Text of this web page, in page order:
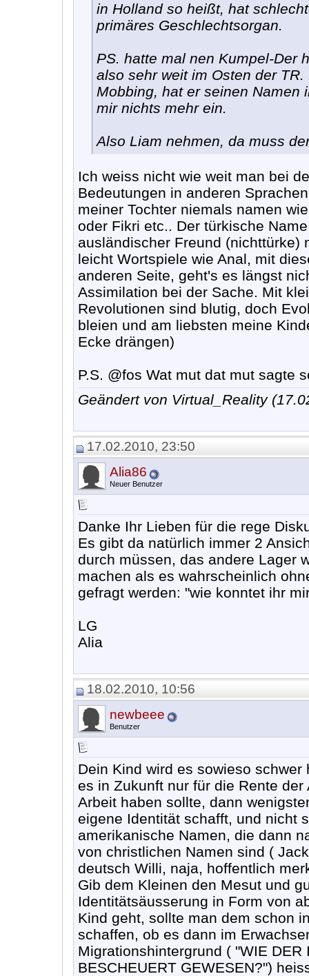
in Holland so heißt, hat
primäres Geschlechtsorgan.
PS. hatte mal nen Kumpel-Der
also sehr weit im Osten der
Mobbing, hat er seinen Namen
mir nichts mehr ein.
Also Liam nehmen, da muss
Ich weiss nicht wie weit man bei
Bedeutungen in anderen
meiner Tochter niemals namen
oder Fikri etc.. Der türkische
ausländischer Freund (nichttürke)
leicht Wortspiele wie Anal, mit
anderen Seite, geht's es längst
Assimilation bei der Sache. Mit
Revolutionen sind blutig, doch
bleien und am liebsten meine
Ecke drängen)
P.S. @fos Wat mut dat mut sagte
Geändert von Virtual_Reality
17.02.2010, 23:50
Alia86
Neuer Benutzer
Danke Ihr Lieben für die rege
Es gibt da natürlich immer 2
durch müssen, das andere Lager
machen als es wahrscheinlich
gefragt werden: "wie konntet ihr
LG
Alia
18.02.2010, 10:56
newbeee
Benutzer
Dein Kind wird es sowieso
es in Zukunft nur für die Rente
Arbeit haben sollte, dann
eigene Identität schafft, und nicht
amerikanische Namen, die dann
von christlichen Namen sind (
deutsch Willi, naja, hoffentlich
Gib dem Kleinen den Mesut und
Identitätsäusserung in Form von
Kind geht, sollte man dem schon
schaffen, ob es dann im
Migrationshintergrund ( "WIE DER
BESCHEUERT GEWESEN?")